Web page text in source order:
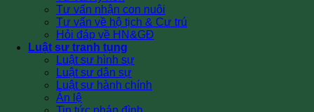
Tư vấn nhận con nuôi
Tư vấn về hộ tịch & Cư trú
Hỏi đáp về HN&GĐ
Luật sư tranh tụng
Luật sư hình sự
Luật sư dân sự
Luật sư hành chính
Án lệ